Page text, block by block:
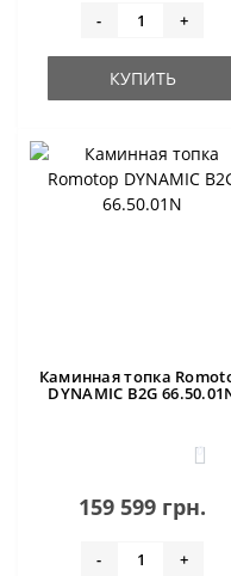
- +
КУПИТЬ
Каминная топка
DYNAMIC B2G
0
159 599 грн.
- +